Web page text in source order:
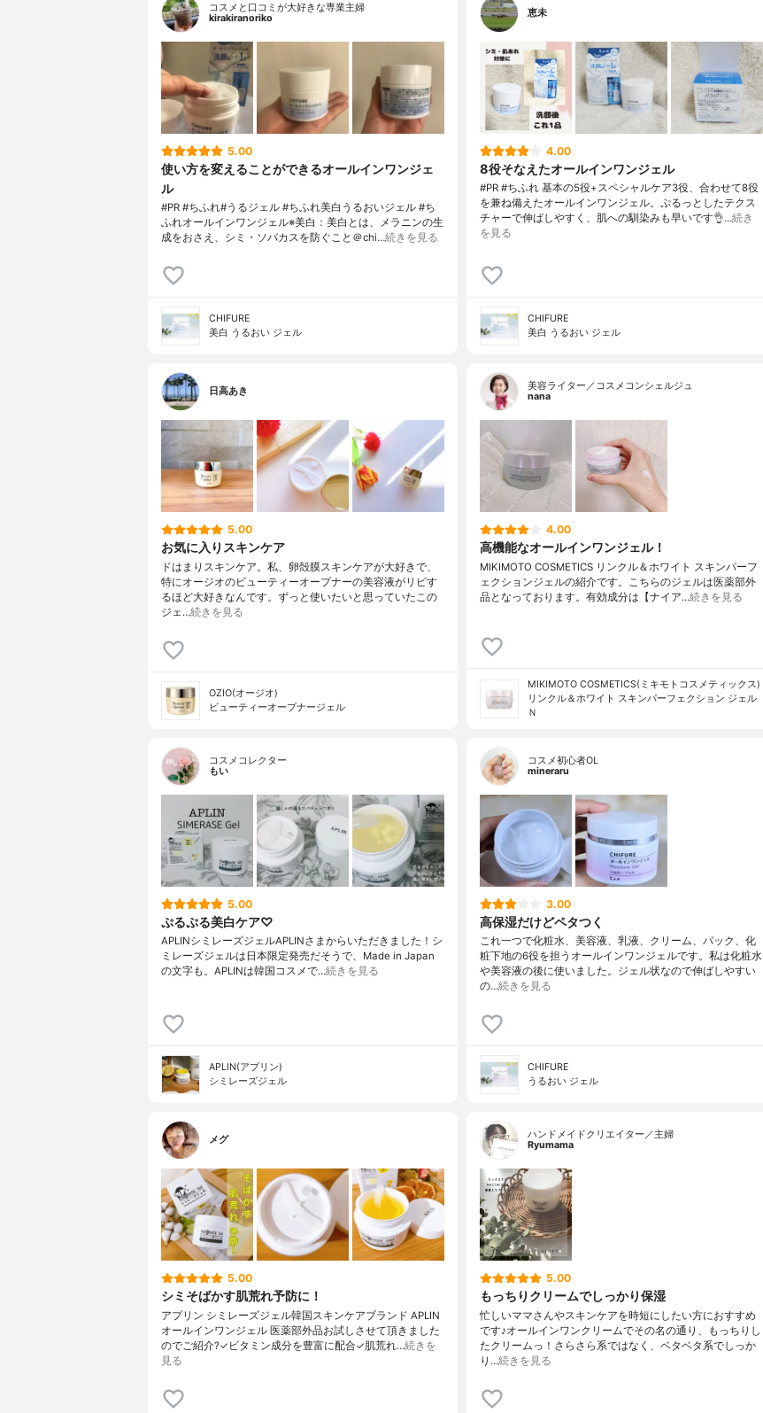
コスメと口コミが大好きな専業主婦
kirakiranoriko
5.00
使い方を変えることができるオールインワンジェ
ル
#PR #ちふれ#うるジェル #ちふれ美白うるおいジェル #ち
ふれオールインワンジェル※美白：美白とは、メラニンの生
成をおさえ、シミ・ソバカスを防ぐこと＠chi…続きを見る
CHIFURE
美白 うるおい ジェル
恵未
4.00
8役そなえたオールインワンジェル
#PR #ちふれ 基本の5役+スペシャルケア3役、合わせて8役
を兼ね備えたオールインワンジェル。ぷるっとしたテクス
チャーで伸ばしやすく、肌への馴染みも早いです👌…続き
を見る
CHIFURE
美白 うるおい ジェル
日高あき
5.00
お気に入りスキンケア
ドはまりスキンケア。私、卵殻膜スキンケアが大好きで、
特にオージオのビューティーオープナーの美容液がリピす
るほど大好きなんです。ずっと使いたいと思っていたこの
ジェ…続きを見る
OZIO(オージオ)
ビューティーオープナージェル
美容ライター／コスメコンシェルジュ
nana
4.00
高機能なオールインワンジェル！
MIKIMOTO COSMETICS リンクル＆ホワイト スキンパーフ
ェクションジェルの紹介です。こちらのジェルは医薬部外
品となっております。有効成分は【ナイア…続きを見る
MIKIMOTO COSMETICS(ミキモトコスメティックス)
リンクル＆ホワイト スキンパーフェクション ジェル
Ｎ
コスメコレクター
もい
5.00
ぷるぷる美白ケア♡
APLINシミレーズジェルAPLINさまからいただきました！シ
ミレーズジェルは日本限定発売だそうで、Made in Japan
の文字も。APLINは韓国コスメで…続きを見る
APLIN(アプリン)
シミレーズジェル
コスメ初心者OL
mineraru
3.00
高保湿だけどペタつく
これ一つで化粧水、美容液、乳液、クリーム、パック、化
粧下地の6役を担うオールインワンジェルです。私は化粧水
や美容液の後に使いました。ジェル状なので伸ばしやすい
の…続きを見る
CHIFURE
うるおい ジェル
メグ
5.00
シミそばかす肌荒れ予防に！
アプリン シミレーズジェル韓国スキンケアブランド APLIN
オールインワンジェル 医薬部外品お試しさせて頂きました
のでご紹介?✓ビタミン成分を豊富に配合✓肌荒れ…続きを
見る
ハンドメイドクリエイター／主婦
Ryumama
5.00
もっちりクリームでしっかり保湿
忙しいママさんやスキンケアを時短にしたい方におすすめ
です♪オールインワンクリームでその名の通り、もっちりし
たクリームっ！さらさら系ではなく、ベタベタ系でしっか
り…続きを見る